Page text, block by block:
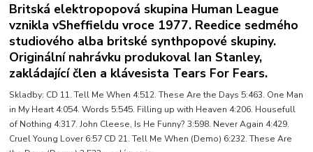
Britská elektropopová skupina Human League
vznikla vSheffieldu vroce 1977. Reedice sedmého
studiového alba britské synthpopové skupiny.
Originální nahrávku produkoval Ian Stanley,
zakládající člen a klávesista Tears For Fears.
Skladby: CD 11. Tell Me When 4:512. These Are the Days 5:463. One Man
in My Heart 4:054. Words 5:545. Filling up with Heaven 4:206. Housefull
of Nothing 4:317. John Cleese, Is He Funny? 3:598. Never Again 4:429.
Cruel Young Lover 6:57 CD 21. Tell Me When (Demo) 6:232. These Are